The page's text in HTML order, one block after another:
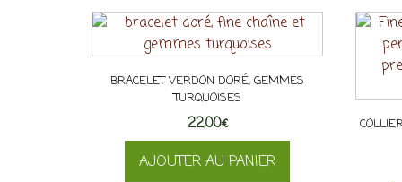
29,00€
produit
a
plusieurs
variations.
Les
options
peuvent
être
BRACELET VERDON DORÉ, GEMMES
TURQUOISES
22,00€
AJOUTER AU PANIER